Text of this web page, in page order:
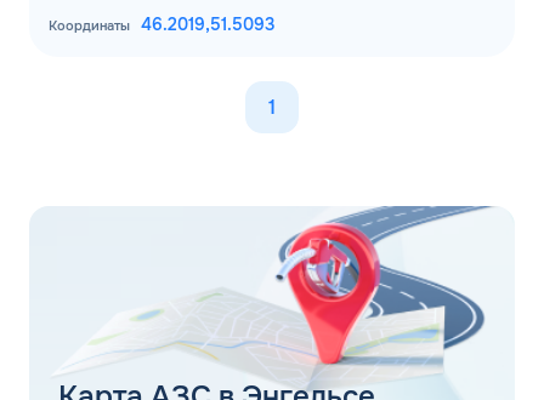
Координаты 46.2019,51.5093
1